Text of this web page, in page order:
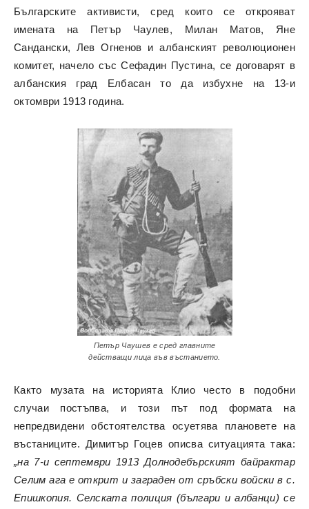
Българските активисти, сред които се открояват
имената на Петър Чаулев, Милан Матов, Яне
Сандански, Лев Огненов и албанският революционен
комитет, начело със Сефадин Пустина, се договарят в
албанския град Елбасан то да избухне на 13-и
октомври 1913 година.
Петър Чаушев е сред главните
действащи лица във въстанието.
Както музата на историята Клио често в подобни
случаи постъпва, и този път под формата на
непредвидени обстоятелства осуетява плановете на
въстаниците. Димитър Гоцев описва ситуацията така:
„на 7-и септември 1913 Долнодебърският байрактар
Селим ага е открит и заграден от сръбски войски в с.
Епишкопия. Селската полиция (българи и албанци) се